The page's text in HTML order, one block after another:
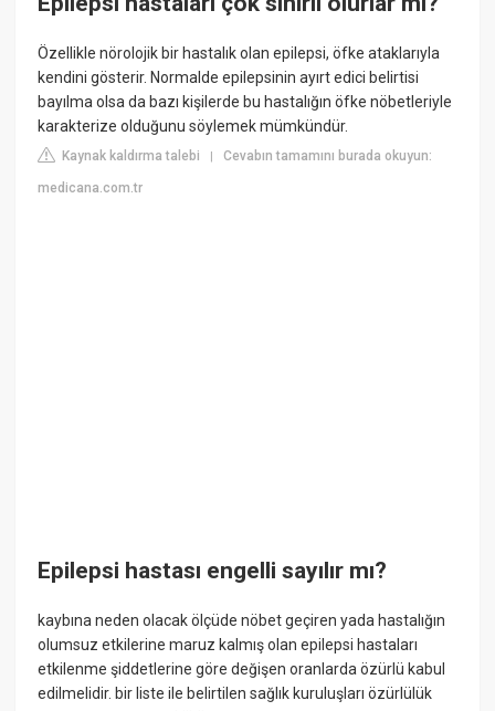
Özellikle nörolojik bir hastalık olan epilepsi, öfke ataklarıyla
kendini gösterir. Normalde epilepsinin ayırt edici belirtisi
bayılma olsa da bazı kişilerde bu hastalığın öfke nöbetleriyle
karakterize olduğunu söylemek mümkündür.
Kaynak kaldırma talebi |Cevabın tamamını burada okuyun:
medicana.com.tr
Epilepsi hastası engelli sayılır mı?
kaybına neden olacak ölçüde nöbet geçiren yada hastalığın
olumsuz etkilerine maruz kalmış olan epilepsi hastaları
etkilenme şiddetlerine göre değişen oranlarda özürlü kabul
edilmelidir. bir liste ile belirtilen sağlık kuruluşları özürlülük